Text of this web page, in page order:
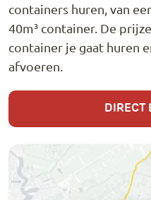
containers huren, van
40m³ container. De
container je gaat huren
afvoeren.
DIRECT